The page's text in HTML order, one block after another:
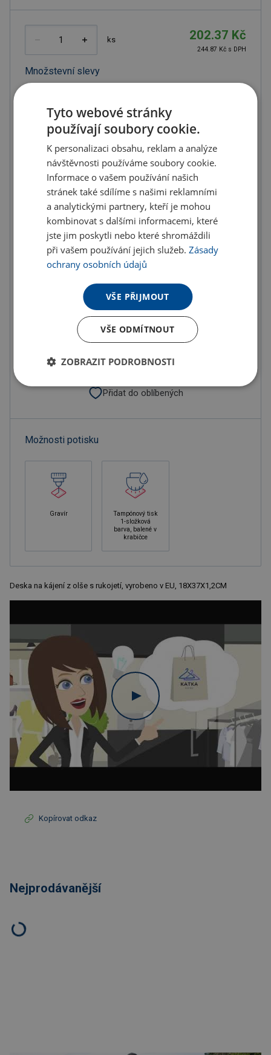
ks 202.37 Kč
244.87 Kč s DPH
Množstevní slevy
10
ks
182.13 Kč
(-
20
172.01 Kč
%)
161.90 Kč
od
151.78 Kč
%)
od
141.66 Kč
(-30.00 %)
U partnera 11181 ks můžete mít 11.8. až 17.8.
Do košíku
Možnosti doručení »
Osobní odběr
Přidat do oblíbených
Možnosti potisku
Gravír
Tampónový tisk
1-složková
barva, balené v
krabičce
Deska na kájení z olše s rukojetí, vyrobeno v EU, 18X37X1,2CM
Kopírovat odkaz
Nejprodávanější
Tyto webové stránky
používají soubory cookie.
K personalizaci obsahu, reklam a analýze
návštěvnosti používáme soubory cookie.
Informace o vašem používání našich
stránek také sdílíme s našimi reklamními
a analytickými partnery, kteří je mohou
kombinovat s dalšími informacemi, které
jste jim poskytli nebo které shromáždili
při vašem používání jejich služeb.Zásady
ochrany osobních údajů
VŠE PŘIJMOUT
VŠE ODMÍTNOUT
ZOBRAZIT PODROBNOSTI